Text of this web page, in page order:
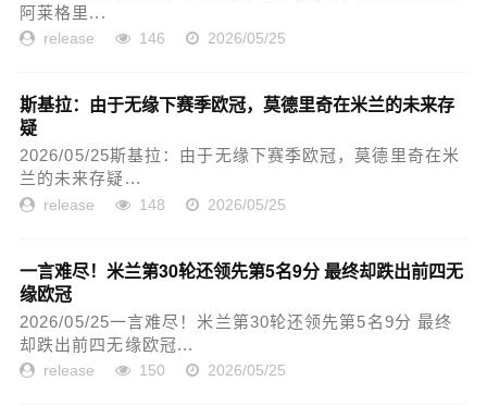
阿莱格里...
release 146 2026/05/25
斯基拉：由于无缘下赛季欧冠，莫德里奇在米兰的未来存
疑
2026/05/25斯基拉：由于无缘下赛季欧冠，莫德里奇在米
兰的未来存疑...
release 148 2026/05/25
一言难尽！米兰第30轮还领先第5名9分 最终却跌出前四无
缘欧冠
2026/05/25一言难尽！米兰第30轮还领先第5名9分 最终
却跌出前四无缘欧冠...
release 150 2026/05/25